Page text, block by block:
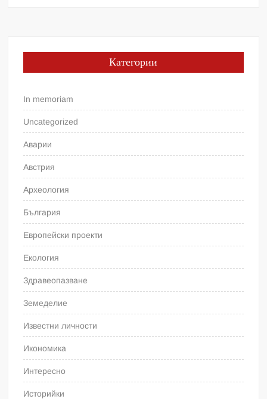
Категории
In memoriam
Uncategorized
Аварии
Австрия
Археология
България
Европейски проекти
Екология
Здравеопазване
Земеделие
Известни личности
Икономика
Интересно
Историйки